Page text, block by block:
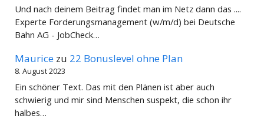
Und nach deinem Beitrag findet man im Netz dann das ....
Experte Forderungsmanagement (w/m/d) bei Deutsche
Bahn AG - JobCheck…
Maurice zu 22 Bonuslevel ohne Plan
8. August 2023
Ein schöner Text. Das mit den Plänen ist aber auch
schwierig und mir sind Menschen suspekt, die schon ihr
halbes…